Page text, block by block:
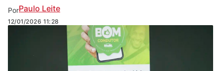
PorPaulo Leite
12/01/2026 11:28